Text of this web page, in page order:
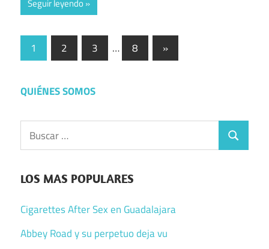
Seguir leyendo
Paginación
entradas
1 2 3 … 8
Entradas
siguientes
»
QUIÉNES SOMOS
Buscar:
Buscar
LOS MAS POPULARES
Cigarettes After Sex en Guadalajara
Abbey Road y su perpetuo deja vu